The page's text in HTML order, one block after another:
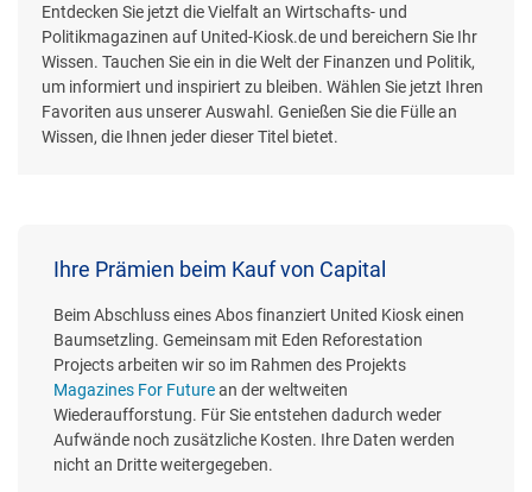
Entdecken Sie jetzt die Vielfalt an Wirtschafts- und
Politikmagazinen auf United-Kiosk.de und bereichern Sie Ihr
Wissen. Tauchen Sie ein in die Welt der Finanzen und Politik,
um informiert und inspiriert zu bleiben. Wählen Sie jetzt Ihren
Favoriten aus unserer Auswahl. Genießen Sie die Fülle an
Wissen, die Ihnen jeder dieser Titel bietet.
Ihre Prämien beim Kauf von Capital
Beim Abschluss eines Abos finanziert United Kiosk einen
Baumsetzling. Gemeinsam mit Eden Reforestation
Projects arbeiten wir so im Rahmen des Projekts
Magazines For Futurean der weltweiten
Wiederaufforstung. Für Sie entstehen dadurch weder
Aufwände noch zusätzliche Kosten. Ihre Daten werden
nicht an Dritte weitergegeben.